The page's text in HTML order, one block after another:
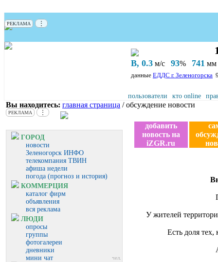
РЕКЛАМА ⋮
В, 0.3 м/с 93% 741 мм
данные ЕДДС г. Зеленогорска
пользователи кто online
Вы находитесь: главная страница / обсуждение новости
РЕКЛАМА ⋮
ГОРОД
новости
Зеленогорск ИНФО
телекомпания ТВИН
афиша недели
погода (прогноз и история)
КОММЕРЦИЯ
каталог фирм
объявления
вся реклама
ЛЮДИ
опросы
группы
фотогалереи
дневники
мини чат
чел.
добавить
новость на
iZGR.ru
У жителей
Есть доля